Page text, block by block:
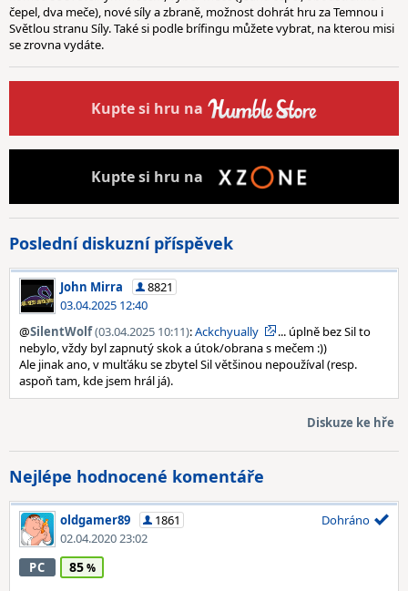
čepel, dva meče), nové síly a zbraně, možnost dohrát hru za Temnou i
Světlou stranu Síly. Také si podle brífingu můžete vybrat, na kterou misi
se zrovna vydáte.
Kuptesi hru na
Kuptesi hru na
Poslední diskuzní příspěvek
John Mirra
8821
03.04.2025 12:40
@SilentWolf(03.04.2025 10:11):Ackchyually
... úplně bez Sil to
nebylo, vždy byl zapnutý skok a útok/obrana s mečem :))
Ale jinak ano, v mulťáku se zbytel Sil většinou nepoužíval (resp.
aspoň tam, kde jsem hrál já).
Diskuze ke hře
Nejlépe hodnocené komentáře
oldgamer89
1861
02.04.2020 23:02
Dohráno
PC 85